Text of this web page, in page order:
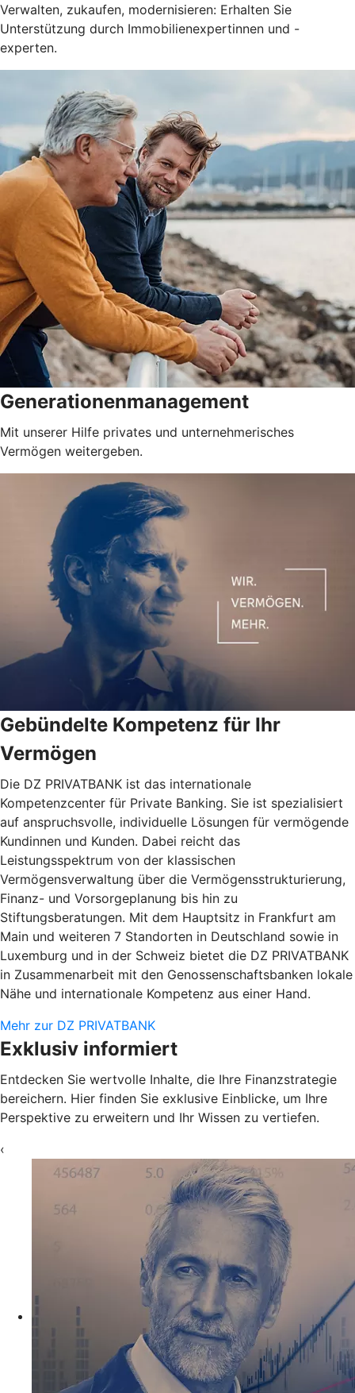
Verwalten, zukaufen, modernisieren: Erhalten Sie
Unterstützung durch Immobilienexpertinnen und -
experten.
Generationenmanagement
Mit unserer Hilfe privates und unternehmerisches
Vermögen weitergeben.
Gebündelte Kompetenz für Ihr
Vermögen
Die DZ PRIVATBANK ist das internationale
Kompetenzcenter für Private Banking. Sie ist spezialisiert
auf anspruchsvolle, individuelle Lösungen für vermögende
Kundinnen und Kunden. Dabei reicht das
Leistungsspektrum von der klassischen
Vermögensverwaltung über die Vermögensstrukturierung,
Finanz- und Vorsorgeplanung bis hin zu
Stiftungsberatungen. Mit dem Hauptsitz in Frankfurt am
Main und weiteren 7 Standorten in Deutschland sowie in
Luxemburg und in der Schweiz bietet die DZ PRIVATBANK
in Zusammenarbeit mit den Genossenschaftsbanken lokale
Nähe und internationale Kompetenz aus einer Hand.
Mehr zur DZ PRIVATBANK
Exklusiv informiert
Entdecken Sie wertvolle Inhalte, die Ihre Finanzstrategie
bereichern. Hier finden Sie exklusive Einblicke, um Ihre
Perspektive zu erweitern und Ihr Wissen zu vertiefen.
‹